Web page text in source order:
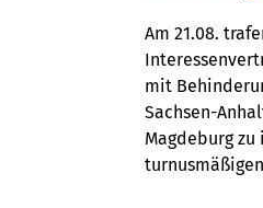
Am 21.08.
mit
Sachsen-
Magdeburg zu